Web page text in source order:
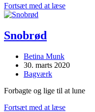
Fortsæt med at læseKnækbrød
Snobrød
Post
author:
Betina Munk
Post
published:
30. marts 2020
Post
Bagværk
Forbagte og lige til at lune
Fortsæt med at læseSnobrød